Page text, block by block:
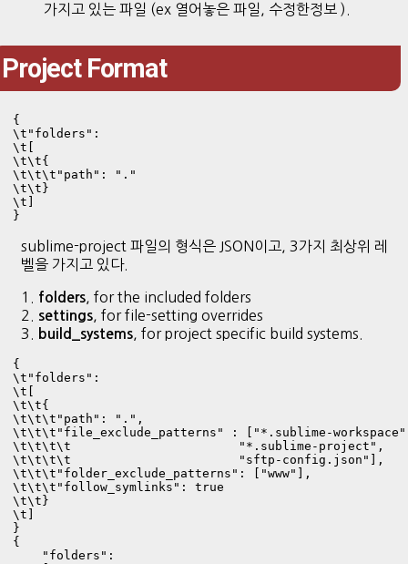
가지고 있는 파일 (ex 열어놓은 파일, 수정한정보 ).
Project Format
{
\t"folders":
\t[
\t\t{
\t\t\t"path": "."
\t\t}
\t]
sublime-project 파일의 형식은 JSON이고, 3가지 최상위 레
벨을 가지고 있다.
1. folders , for the included folders
2. settings , for file-setting overrides
3.
build_systems , for project specific build systems.
{
\t"folders":
\t[
\t\t{
\t\t\t"path": ".",
\t\t\t"file_exclude_patterns" : ["*.sublime-
\t\t\t\t                       "*.sublime-project",
\t\t\t\t                       "sftp-config.json"],
\t\t\t"folder_exclude_patterns": ["www"],
\t\t\t"follow_symlinks": true
\t\t}
\t]
}
{
    "folders":